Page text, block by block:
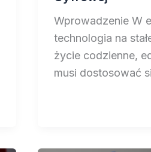
Wprowadzenie W
technologia na
życie codzienne,
musi dostosować